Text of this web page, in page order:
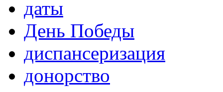
даты
День Победы
диспансеризация
донорство